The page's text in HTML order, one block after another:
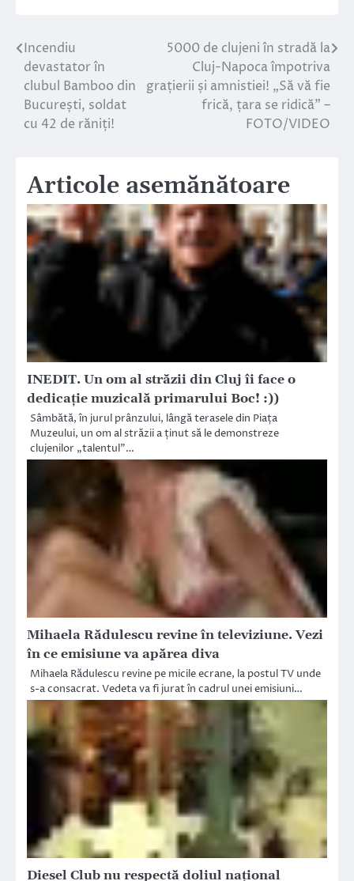
Navigare
în
articole
Incendiu
devastator în
clubul Bamboo din
București, soldat
cu 42 de răniți!
5000 de clujeni în stradă la
Cluj-Napoca împotriva
grațierii și amnistiei! „Să vă fie
frică, țara se ridică” –
FOTO/VIDEO
Articole asemănătoare
INEDIT. Un om al străzii din Cluj îi face o
dedicație muzicală primarului Boc! :))
Sâmbătă, în jurul prânzului, lângă terasele din Piața
Muzeului, un om al străzii a ținut să le demonstreze
clujenilor „talentul”…
Mihaela Rădulescu revine în televiziune. Vezi
în ce emisiune va apărea diva
Mihaela Rădulescu revine pe micile ecrane, la postul TV unde
s-a consacrat. Vedeta va fi jurat în cadrul unei emisiuni…
Diesel Club nu respectă doliul național